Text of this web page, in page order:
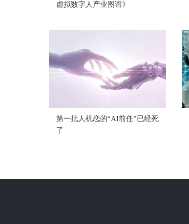
虚拟数字人产业图谱》
第一批人机恋的“AI前任”已经死
了